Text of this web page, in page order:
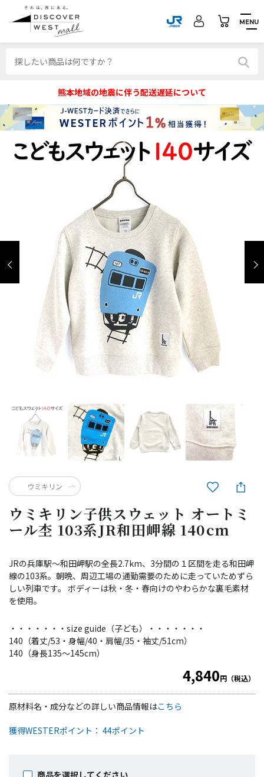
MENU
熊本地域の地震に伴う配送遅延について
ウミキリン子供スウェット オートミ
ール杢 103系JR和田岬線 140cm
JRの兵庫駅～和田岬駅の全長2.7km、3分間の１区間を走る和田岬
線の103系。朝晩、周辺工場の通勤需要のために走っていためずら
しい列車です。 ボディーは秋・冬・春向けのやわらかな裏毛素材
を使用。
・・・・・・・size guide（子ども）・・・・・・・
140（着丈/53・身幅/40・肩幅/35・袖丈/51cm）
140（身長135～145cm）
4,840円（税込）
獲得WESTERポイント： 44ポイント
原材料名・成分などの詳しい商品情報はこちら
ウミキリン